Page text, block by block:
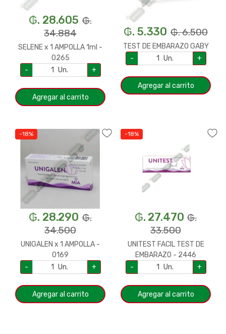
₲. 28.605 ₲.
34.884
SELENE x 1 AMPOLLA 1ml -
0265
-
Un. +
Agregar al carrito
₲. 5.330 ₲. 6.500
TEST DE EMBARAZO GABY
-
Un. +
Agregar al carrito
-18%
₲. 28.290 ₲.
34.500
UNIGALEN x 1 AMPOLLA -
0169
-
Un. +
Agregar al carrito
-18%
₲. 27.470 ₲.
33.500
UNITEST FACIL TEST DE
EMBARAZO - 2446
-
Un. +
Agregar al carrito